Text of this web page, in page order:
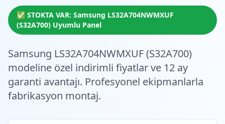
✅ STOKTA VAR: Samsung LS32A704NWMXUF
(S32A700) Uyumlu Panel
Samsung LS32A704NWMXUF (S32A700)
modeline özel indirimli fiyatlarve 12 ay
garanti avantajı. Profesyonel ekipmanlarla
fabrikasyon montaj.